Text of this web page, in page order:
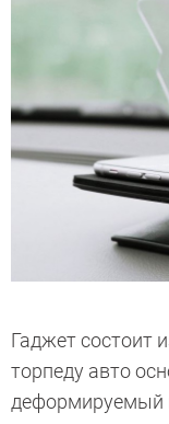
Гаджет состоит
торпеду авто
деформируемый